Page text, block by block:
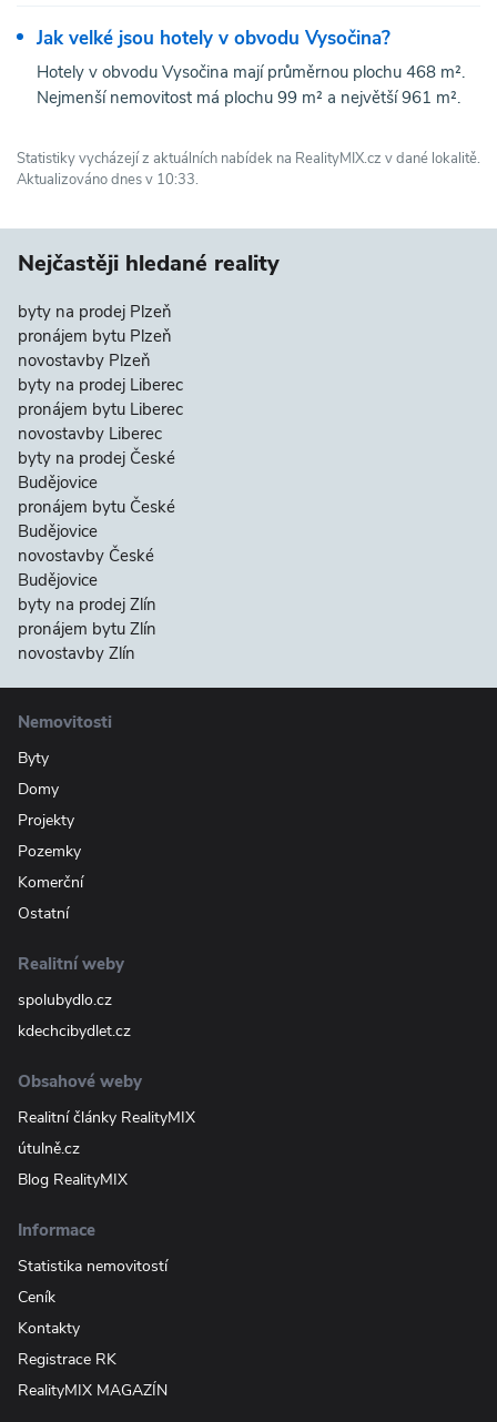
Jak velké jsou hotely v obvodu Vysočina?
Hotely v obvodu Vysočina mají průměrnou plochu 468 m².
Nejmenší nemovitost má plochu 99 m² a největší 961 m².
Statistiky vycházejí z aktuálních nabídek na RealityMIX.cz v dané lokalitě.
Aktualizováno dnes v 10:33.
Nejčastěji hledané reality
byty na prodej Plzeň
pronájem bytu Plzeň
novostavby Plzeň
byty na prodej Liberec
pronájem bytu Liberec
novostavby Liberec
byty na prodej České
Budějovice
pronájem bytu České
Budějovice
novostavby České
Budějovice
byty na prodej Zlín
pronájem bytu Zlín
novostavby Zlín
Nemovitosti
Byty
Domy
Projekty
Pozemky
Komerční
Ostatní
Realitní weby
spolubydlo.cz
kdechcibydlet.cz
Obsahové weby
Realitní články RealityMIX
útulně.cz
Blog RealityMIX
Informace
Statistika nemovitostí
Ceník
Kontakty
Registrace RK
RealityMIX MAGAZÍN